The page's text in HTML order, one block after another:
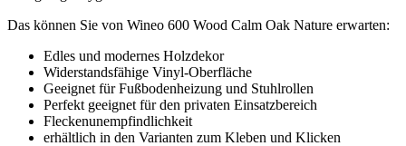
Das können Sie von Wineo 600 Wood Calm Oak Nature erwarten:
Edles und modernes Holzdekor
Widerstandsfähige Vinyl-Oberfläche
Geeignet für Fußbodenheizung und Stuhlrollen
Perfekt geeignet für den privaten Einsatzbereich
Fleckenunempfindlichkeit
erhältlich in den Varianten zum Kleben und Klicken